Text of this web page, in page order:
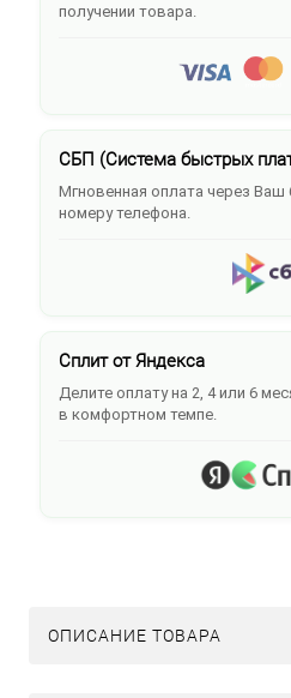
получении товара.
СБП (Система быстрых
Мгновенная оплата через Ваш
номеру телефона.
Сплит от Яндекса
Делите оплату на 2, 4 или 6
в комфортном темпе.
ОПИСАНИЕ ТОВАРА